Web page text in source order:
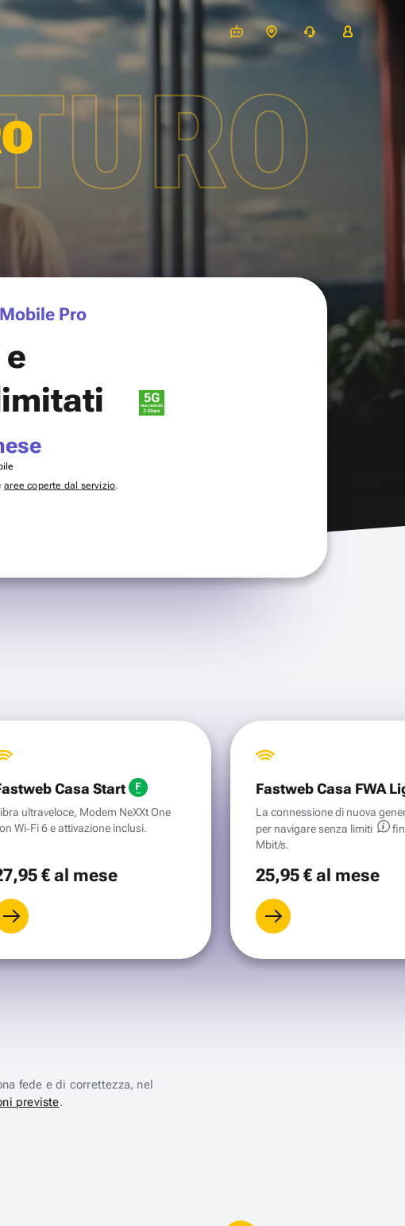
Pro
aree coperte dal servizio.
Casa Start
ultraveloce, Modem NeXXt One
Wi‑Fi 6 e attivazione inclusi.
,95 €al mese
Fastweb Casa FWA
La connessione di nuova
per navigare senza limiti
Mbit/s.
25,95 €al mese
fede e di correttezza, nel
previste.